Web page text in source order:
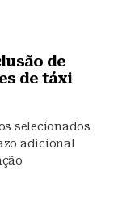
de
de táxi
selecionados
adicional